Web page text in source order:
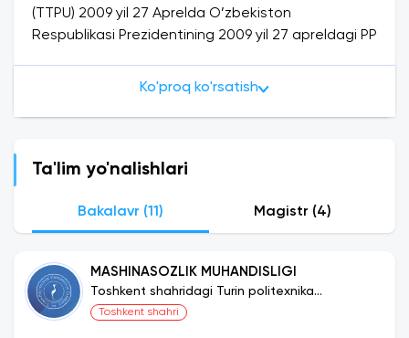
(TTPU) 2009 yil 27 Aprelda O’zbekiston
Respublikasi Prezidentining 2009 yil 27 apreldagi PP
va O’rta-maxsus Ta’lim vazirligi, O’zavtosanoat
avtomobilsozlik, mashinasozlik, energetika sanoati,
yuqori malakali mutaxassislar bilan ta’minlash
maqsadida tashkil etilgan.
Turin Politexnika Universitetiga 2024/2025
Qabul:
Kirish imtihonlari natijalarga ko‘ra uch toifaga
Ko'proq ko'rsatish
Ta'lim yo'nalishlari
Bakalavr (11) Magistr (4)
MASHINASOZLIK MUHANDISLIGI
Toshkent shahridagi Turin politexnika
universiteti
Toshkent shahri